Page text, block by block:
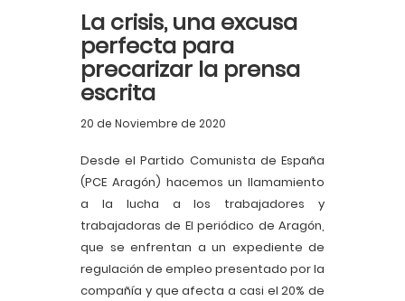
La crisis, una excusa
perfecta para
precarizar la prensa
escrita
20 de Noviembre de 2020
Desde el Partido Comunista de España
(PCE Aragón) hacemos un llamamiento
a la lucha a los trabajadores y
trabajadoras de El periódico de Aragón,
que se enfrentan a un expediente de
regulación de empleo presentado por la
compañía y que afecta a casi el 20% de